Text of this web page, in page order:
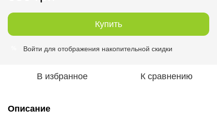
Купить
Войти для отображения накопительной скидки
В избранное К сравнению
Описание